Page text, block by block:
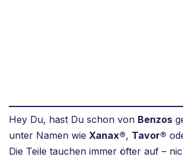
Hey Du, hast Du schon von Benzos
unter Namen wieXanax®, Tavor®
Die Teile tauchen immer öfter auf –